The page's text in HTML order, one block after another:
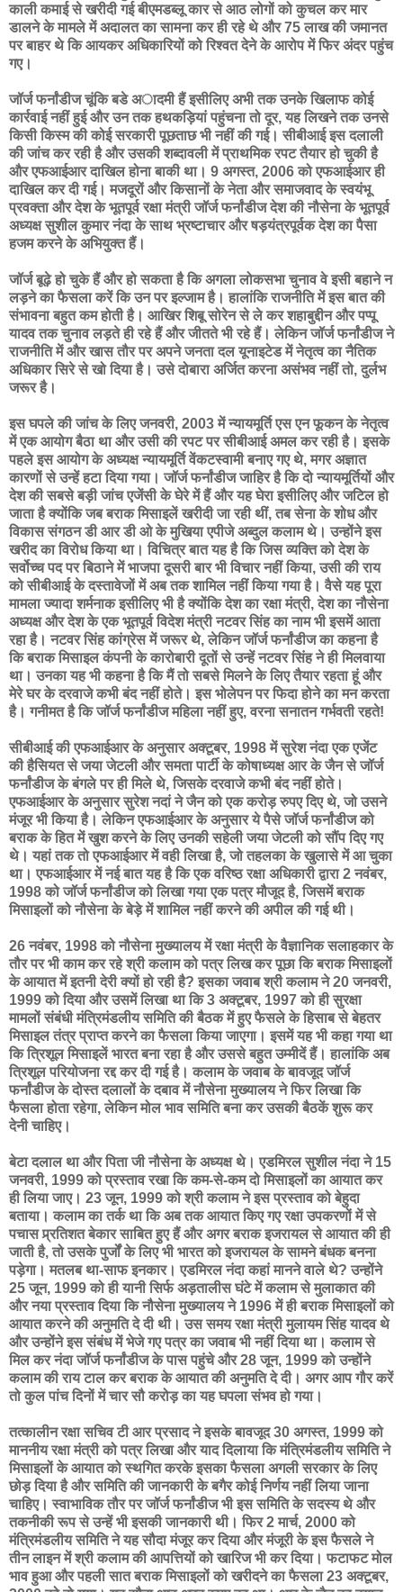
काली कमाई से खरीदी गई बीएमडब्लू कार से आठ लोगों को कुचल कर मार
डालने के मामले में अदालत का सामना कर ही रहे थे और 75 लाख की जमानत
पर बाहर थे कि आयकर अधिकारियों को रिश्वत देने के आरोप में फिर अंदर पहुंच
गए।
जॉर्ज फर्नांडीज चूंकि बडे अादमी हैं इसीलिए अभी तक उनके खिलाफ कोई
कार्रवाई नहीं हुई और उन तक हथकड़ियां पहुंचना तो दूर, यह लिखने तक उनसे
किसी किस्म की कोई सरकारी पूछताछ भी नहीं की गई। सीबीआई इस दलाली
की जांच कर रही है और उसकी शब्दावली में प्राथमिक रपट तैयार हो चुकी है
और एफआईआर दाखिल होना बाकी था। 9 अगस्त, 2006 को एफआईआर ही
दाखिल कर दी गई। मजदूरों और किसानों के नेता और समाजवाद के स्वयंभू
प्रवक्ता और देश के भूतपूर्व रक्षा मंत्री जॉर्ज फर्नांडीज देश की नौसेना के भूतपूर्व
अध्यक्ष सुशील कुमार नंदा के साथ भ्रष्टाचार और षड़यंत्रपूर्वक देश का पैसा
हजम करने के अभियुक्त हैं।
जॉर्ज बूढ़े हो चुके हैं और हो सकता है कि अगला लोकसभा चुनाव वे इसी बहाने न
लड़ने का फैसला करें कि उन पर इल्जाम है। हालांकि राजनीति में इस बात की
संभावना बहुत कम होती है। आखिर शिबू सोरेन से ले कर शहाबुद्दीन और पप्पू
यादव तक चुनाव लड़ते ही रहे हैं और जीतते भी रहे हैं। लेकिन जॉर्ज फर्नांडीज ने
राजनीति में और खास तौर पर अपने जनता दल यूनाइटेड में नेतृत्व का नैतिक
अधिकार सिरे से खो दिया है। उसे दोबारा अर्जित करना असंभव नहीं तो, दुर्लभ
जरूर है।
इस घपले की जांच के लिए जनवरी, 2003 में न्यायमूर्ति एस एन फूकन के नेतृत्व
में एक आयोग बैठा था और उसी की रपट पर सीबीआई अमल कर रही है। इसके
पहले इस आयोग के अध्यक्ष न्यायमूर्ति वेंकटस्वामी बनाए गए थे, मगर अज्ञात
कारणों से उन्हें हटा दिया गया। जॉर्ज फर्नांडीज जाहिर है कि दो न्यायमूर्तियों और
देश की सबसे बड़ी जांच एजेंसी के घेरे में हैं और यह घेरा इसीलिए और जटिल हो
जाता है क्योंकि जब बराक मिसाइलें खरीदी जा रही थीं, तब सेना के शोध और
विकास संगठन डी आर डी ओ के मुखिया एपीजे अब्दुल कलाम थे। उन्होंने इस
खरीद का विरोध किया था। विचित्र बात यह है कि जिस व्यक्ति को देश के
सर्वोच्च पद पर बिठाने में भाजपा दूसरी बार भी विचार नहीं किया, उसी की राय
को सीबीआई के दस्तावेजों में अब तक शामिल नहीं किया गया है। वैसे यह पूरा
मामला ज्यादा शर्मनाक इसीलिए भी है क्योंकि देश का रक्षा मंत्री, देश का नौसेना
अध्यक्ष और देश के एक भूतपूर्व विदेश मंत्री नटवर सिंह का नाम भी इसमें आता
रहा है। नटवर सिंह कांग्रेस में जरूर थे, लेकिन जॉर्ज फर्नांडीज का कहना है
कि बराक मिसाइल कंपनी के कारोबारी दूतों से उन्हें नटवर सिंह ने ही मिलवाया
था। उनका यह भी कहना है कि मैं तो सबसे मिलने के लिए तैयार रहता हूं और
मेरे घर के दरवाजे कभी बंद नहीं होते। इस भोलेपन पर फिदा होने का मन करता
है। गनीमत है कि जॉर्ज फर्नांडीज महिला नहीं हुए, वरना सनातन गर्भवती रहते!
सीबीआई की एफआईआर के अनुसार अक्टूबर, 1998 में सुरेश नंदा एक एजेंट
की हैसियत से जया जेटली और समता पार्टी के कोषाध्यक्ष आर के जैन से जॉर्ज
फर्नांडीज के बंगले पर ही मिले थे, जिसके दरवाजे कभी बंद नहीं होते।
एफआईआर के अनुसार सुरेश नदां ने जैन को एक करोड़ रुपए दिए थे, जो उसने
मंजूर भी किया है। लेकिन एफआईआर के अनुसार ये पैसे जॉर्ज फर्नांडीज को
बराक के हित में खुश करने के लिए उनकी सहेली जया जेटली को सौंप दिए गए
थे। यहां तक तो एफआईआर में वही लिखा है, जो तहलका के खुलासे में आ चुका
था। एफआईआर में नई बात यह है कि एक वरिष्ठ रक्षा अधिकारी द्वारा 2 नवंबर,
1998 को जॉर्ज फर्नांडीज को लिखा गया एक पत्र मौजूद है, जिसमें बराक
मिसाइलों को नौसेना के बेड़े में शामिल नहीं करने की अपील की गई थी।
26 नवंबर, 1998 को नौसेना मुख्यालय में रक्षा मंत्री के वैज्ञानिक सलाहकार के
तौर पर भी काम कर रहे श्री कलाम को पत्र लिख कर पूछा कि बराक मिसाइलों
के आयात में इतनी देरी क्यों हो रही है? इसका जवाब श्री कलाम ने 20 जनवरी,
1999 को दिया और उसमें लिखा था कि 3 अक्टूबर, 1997 को ही सुरक्षा
मामलों संबंधी मंत्रिमंडलीय समिति की बैठक में हुए फैसले के हिसाब से बेहतर
मिसाइल तंत्र प्राप्त करने का फैसला किया जाएगा। इसमें यह भी कहा गया था
कि त्रिशूल मिसाइलें भारत बना रहा है और उससे बहुत उम्मीदें हैं। हालांकि अब
त्रिशूल परियोजना रद्द कर दी गई है। कलाम के जवाब के बावजूद जॉर्ज
फर्नांडीज के दोस्त दलालों के दबाव में नौसेना मुख्यालय ने फिर लिखा कि
फैसला होता रहेगा, लेकिन मोल भाव समिति बना कर उसकी बैठकें शुरू कर
देनी चाहिए।
बेटा दलाल था और पिता जी नौसेना के अध्यक्ष थे। एडमिरल सुशील नंदा ने 15
जनवरी, 1999 को प्रस्ताव रखा कि कम-से-कम दो मिसाइलों का आयात कर
ही लिया जाए। 23 जून, 1999 को श्री कलाम ने इस प्रस्ताव को बेहुदा
बताया। कलाम का तर्क था कि अब तक आयात किए गए रक्षा उपकरणों में से
पचास प्र्रतिशत बेकार साबित हुए हैं और अगर बराक इजरायल से आयात की ही
जाती है, तो उसके पुर्जों के लिए भी भारत को इजरायल के सामने बंधक बनना
पड़ेगा। मतलब था-साफ इनकार। एडमिरल नंदा कहां मानने वाले थे? उन्होंने
25 जून, 1999 को ही यानी सिर्फ अड़तालीस घंटे में कलाम से मुलाकात की
और नया प्रस्ताव दिया कि नौसेना मुख्यालय ने 1996 में ही बराक मिसाइलों को
आयात करने की अनुमति दे दी थी। उस समय रक्षा मंत्री मुलायम सिंह यादव थे
और उन्होंने इस संबंध में भेजे गए पत्र का जवाब भी नहीं दिया था। कलाम से
मिल कर नंदा जॉर्ज फर्नांडीज के पास पहुंचे और 28 जून, 1999 को उन्होंने
कलाम की राय टाल कर बराक के आयात की अनुमति दे दी। अगर आप गौर करें
तो कुल पांच दिनों में चार सौ करोड़ का यह घपला संभव हो गया।
तत्कालीन रक्षा सचिव टी आर प्रसाद ने इसके बावजूद 30 अगस्त, 1999 को
माननीय रक्षा मंत्री को पत्र लिखा और याद दिलाया कि मंत्रिमंडलीय समिति ने
मिसाइलों के आयात को स्थगित करके इसका फैसला अगली सरकार के लिए
छोड़ दिया है और समिति की जानकारी के बगैर कोई निर्णय नहीं लिया जाना
चाहिए। स्वाभाविक तौर पर जॉर्ज फर्नांडीज भी इस समिति के सदस्य थे और
तकनीकी रूप से उन्हें भी इसकी जानकारी थी। फिर 2 मार्च, 2000 को
मंत्रिमंडलीय समिति ने यह सौदा मंजूर कर दिया और मंजूरी के इस फैसले ने
तीन लाइन में श्री कलाम की आपत्तियों को खारिज भी कर दिया। फटाफट मोल
भाव हुआ और पहली सात बराक मिसाइलों को खरीदने का फैसला 23 अक्टूबर,